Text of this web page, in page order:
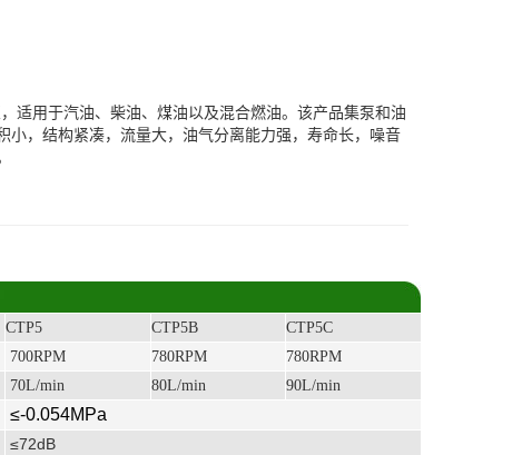
适用于汽油、柴油、煤油以及混合燃油。该产品集泵和油
小，结构紧凑，流量大，油气分离能力强，寿命长，噪音
CTP5 CTP5B
CTP5C
700RPM 780RPM
780RPM
70L/min 80L/min
90L/min
≤-0.054MPa
≤72dB